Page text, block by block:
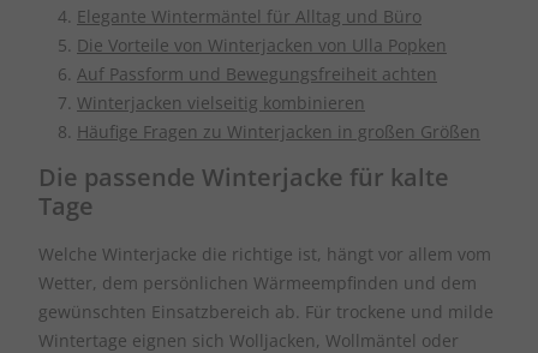
Elegante Wintermäntel für Alltag und Büro
Die Vorteile von Winterjacken von Ulla Popken
Auf Passform und Bewegungsfreiheit achten
Winterjacken vielseitig kombinieren
Häufige Fragen zu Winterjacken in großen Größen
Die passende Winterjacke für kalte
Tage
Welche Winterjacke die richtige ist, hängt vor allem vom
Wetter, dem persönlichen Wärmeempfinden und dem
gewünschten Einsatzbereich ab. Für trockene und milde
Wintertage eignen sich Wolljacken, Wollmäntel oder